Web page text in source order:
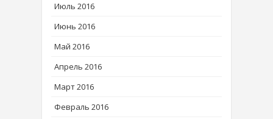
Июль 2016
Июнь 2016
Май 2016
Апрель 2016
Март 2016
Февраль 2016